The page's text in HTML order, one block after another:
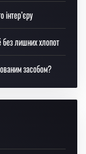
інтер’єру
без лишних хлопот
засобом?